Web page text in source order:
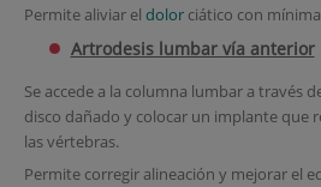
Permite aliviar el dolorciático con
Artrodesis lumbar vía anterior
Se accede a la columna lumbar a través
disco dañado y colocar un implante que
las vértebras.
Permite corregir alineación y mejorar el